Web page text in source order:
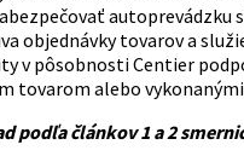
objednávky tovarov a
v pôsobnosti Centier
tovarom alebo
podľa článkov 1 a 2